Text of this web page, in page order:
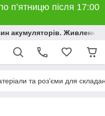
п’ятницю після 17:00
акумуляторів. Живлення,
та розʼєми для